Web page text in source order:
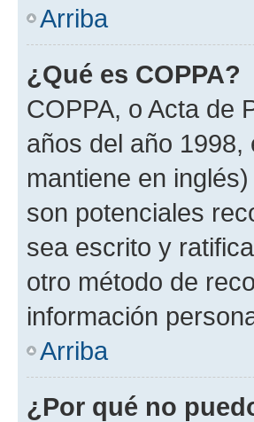
Arriba
¿Qué es COPPA?
COPPA, o Acta de
años del año
mantiene en
son potenciales
sea escrito y
otro método de
información
Arriba
¿Por qué no